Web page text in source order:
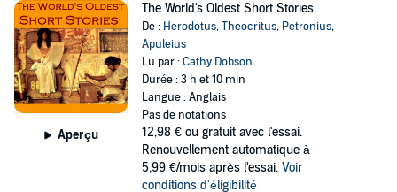
Aperçu
The World's Oldest Short Stories
De : Herodotus,Theocritus, Petronius,
Apuleius
Lu par :Cathy Dobson
Durée : 3 h et 10 min
Langue : Anglais
Pas de notations
12,98 € ou gratuit avec l'essai.
Renouvellement automatique à
5,99 €/mois après l'essai. Voir
conditions d'éligibilité